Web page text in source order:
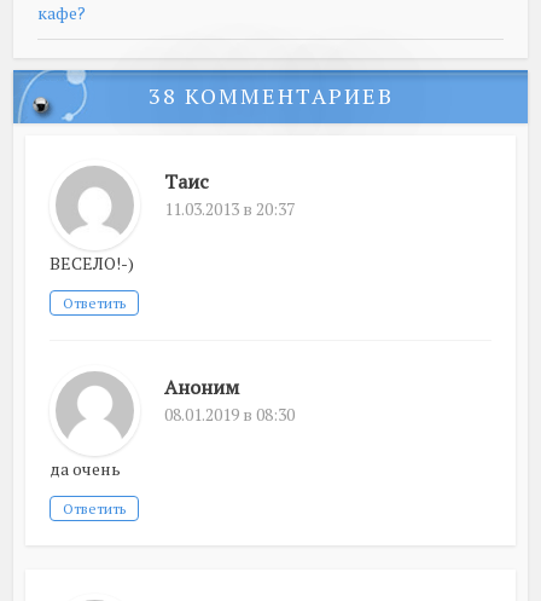
кафе?
38 КОММЕНТАРИЕВ
Таис
11.03.2013 в 20:37
ВЕСЕЛО!-)
Ответить
Аноним
08.01.2019 в 08:30
да очень
Ответить